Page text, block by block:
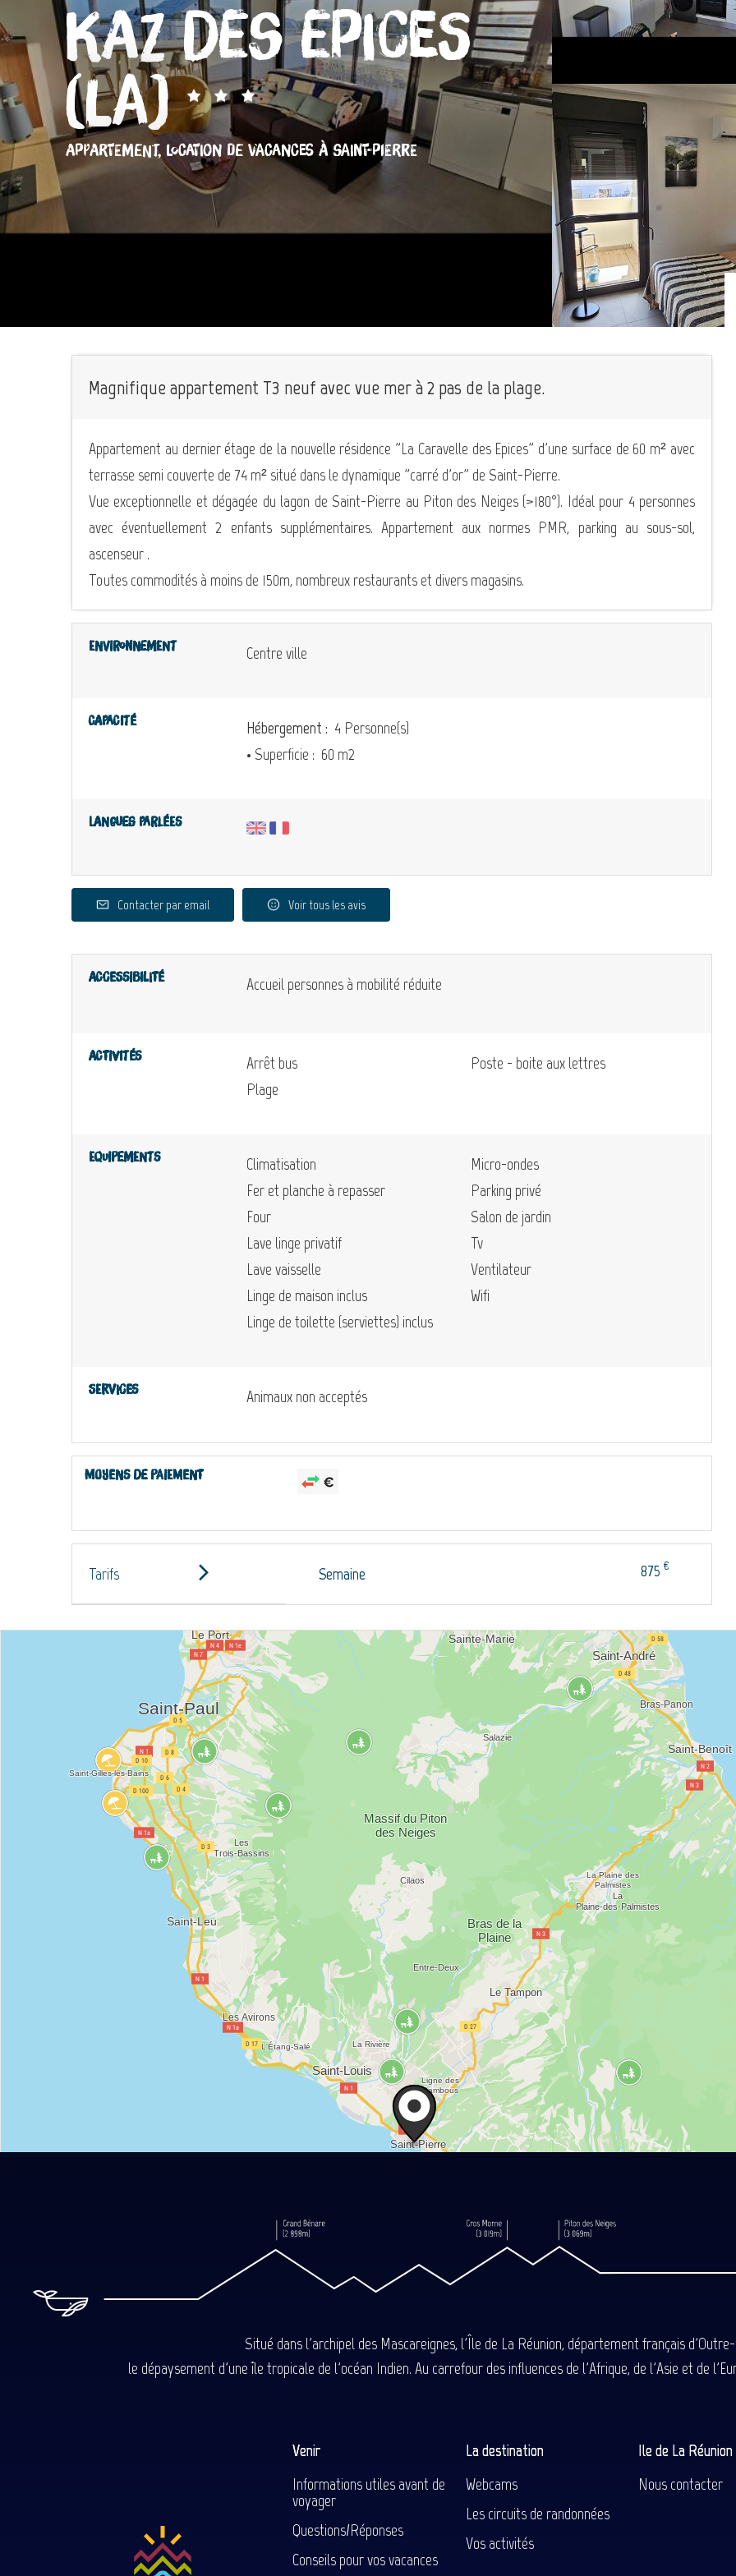
Kaz des Epices
(La)
APPARTEMENT, LOCATION DE VACANCES À SAINT-PIERRE
Magnifique appartement T3 neuf avec vue mer à 2 pas de la plage.
Appartement au dernier étage de la nouvelle résidence "La Caravelle des Epices" d'une surface de 60 m² avec
terrasse semi couverte de 74 m² situé dans le dynamique "carré d'or" de Saint-Pierre.
Vue exceptionnelle et dégagée du lagon de Saint-Pierre au Piton des Neiges (>180°). Idéal pour 4 personnes
avec éventuellement 2 enfants supplémentaires. Appartement aux normes PMR, parking au sous-sol,
ascenseur .
Toutes commodités à moins de 150m, nombreux restaurants et divers magasins.
Environnement Centre ville
Capacité Hébergement : 4 Personne(s)
• Superficie : 60 m2
Langues parlées
Contacter par email Voir tous les avis
Accessibilité Accueil personnes à mobilité réduite
Activités
Arrêt bus
Plage
Poste - boite aux lettres
Equipements
Climatisation
Fer et planche à repasser
Four
Lave linge privatif
Lave vaisselle
Linge de maison inclus
Linge de toilette (serviettes) inclus
Micro-ondes
Parking privé
Salon de jardin
Tv
Ventilateur
Wifi
Services Animaux non acceptés
Moyens de paiement
Tarifs Semaine 875 €
Situé dans l'archipel des Mascareignes, l'Île de La Réunion, département français
le dépaysement d'une île tropicale de l'océan Indien. Au carrefour des influences de l'Afrique, de l'Asie et de
Venir
Informations utiles avant de
voyager
Questions/Réponses
Conseils pour vos vacances
La destination
Webcams
Les circuits de randonnées
Vos activités
Ile de La
Nous contacter